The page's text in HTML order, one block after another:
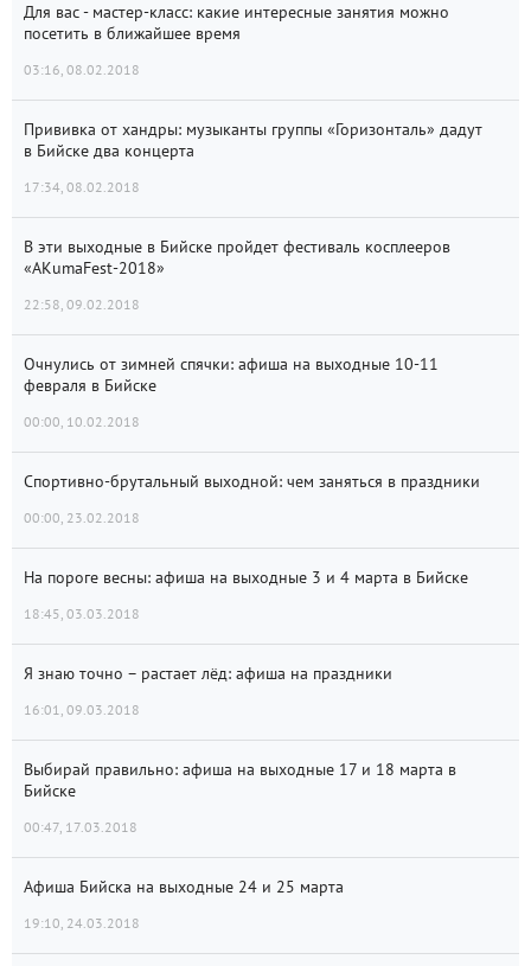
Для вас - мастер-класс: какие интересные занятия можно
посетить в ближайшее время
03:16, 08.02.2018
Прививка от хандры: музыканты группы «Горизонталь» дадут
в Бийске два концерта
17:34, 08.02.2018
В эти выходные в Бийске пройдет фестиваль косплееров
«AKumaFest-2018»
22:58, 09.02.2018
Очнулись от зимней спячки: афиша на выходные 10-11
февраля в Бийске
00:00, 10.02.2018
Спортивно-брутальный выходной: чем заняться в праздники
00:00, 23.02.2018
На пороге весны: афиша на выходные 3 и 4 марта в Бийске
18:45, 03.03.2018
Я знаю точно – растает лёд: афиша на праздники
16:01, 09.03.2018
Выбирай правильно: афиша на выходные 17 и 18 марта в
Бийске
00:47, 17.03.2018
Афиша Бийска на выходные 24 и 25 марта
19:10, 24.03.2018